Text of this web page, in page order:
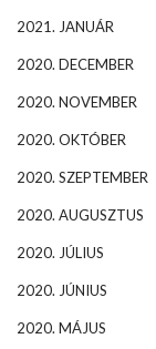
2021. JANUÁR
2020. DECEMBER
2020. NOVEMBER
2020. OKTÓBER
2020. SZEPTEMBER
2020. AUGUSZTUS
2020. JÚLIUS
2020. JÚNIUS
2020. MÁJUS